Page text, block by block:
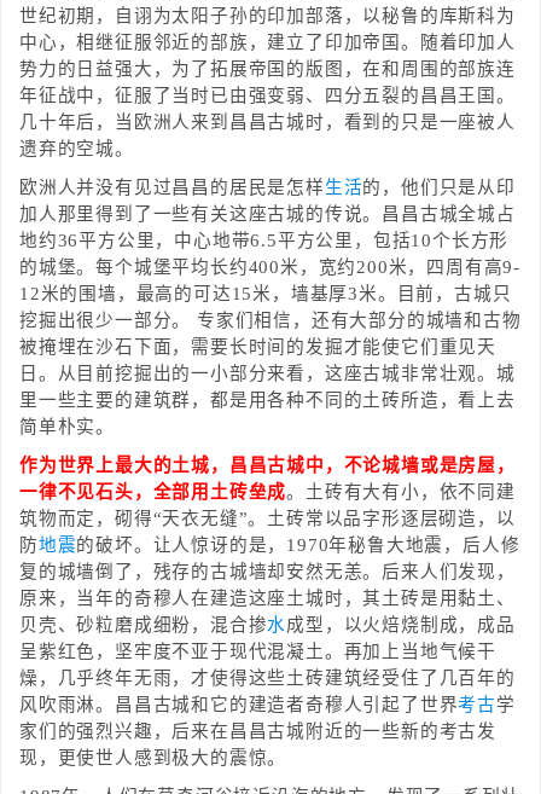
世纪初期，自诩为太阳子孙的印加部落，以秘鲁的库斯科为
中心，相继征服邻近的部族，建立了印加帝国。随着印加人
势力的日益强大，为了拓展帝国的版图，在和周围的部族连
年征战中，征服了当时已由强变弱、四分五裂的昌昌王国。
几十年后，当欧洲人来到昌昌古城时，看到的只是一座被人
遗弃的空城。
欧洲人并没有见过昌昌的居民是怎样生活的，他们只是从印
加人那里得到了一些有关这座古城的传说。昌昌古城全城占
地约36平方公里，中心地带6.5平方公里，包括10个长方形
的城堡。每个城堡平均长约400米，宽约200米，四周有高9-
12米的围墙，最高的可达15米，墙基厚3米。目前，古城只
挖掘出很少一部分。 专家们相信，还有大部分的城墙和古物
被掩埋在沙石下面，需要长时间的发掘才能使它们重见天
日。从目前挖掘出的一小部分来看，这座古城非常壮观。城
里一些主要的建筑群，都是用各种不同的土砖所造，看上去
简单朴实。
作为世界上最大的土城，昌昌古城中，不论城墙或是房屋，
一律不见石头，全部用土砖垒成。土砖有大有小，依不同建
筑物而定，砌得“天衣无缝”。土砖常以品字形逐层砌造，以
防地震的破坏。让人惊讶的是，1970年秘鲁大地震，后人修
复的城墙倒了，残存的古城墙却安然无恙。后来人们发现，
原来，当年的奇穆人在建造这座土城时，其土砖是用黏土、
贝壳、砂粒磨成细粉，混合掺水成型，以火焙烧制成，成品
呈紫红色，坚牢度不亚于现代混凝土。再加上当地气候干
燥，几乎终年无雨，才使得这些土砖建筑经受住了几百年的
风吹雨淋。昌昌古城和它的建造者奇穆人引起了世界考古学
家们的强烈兴趣，后来在昌昌古城附近的一些新的考古发
现，更使世人感到极大的震惊。